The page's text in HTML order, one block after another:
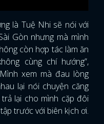
là Tuệ Nhi sẽ nói với
Gòn nhưng mà mình
còn hợp tác làm ăn
cùng chí hướng”,
xem mà đau lòng
lại nói chuyện căng
lại cho mình cặp đôi
trước với biên kịch ơi.